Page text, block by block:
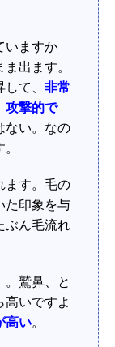
いますか
出ます。
て、 非常
攻撃的で
ない。なの
ます。毛の
た印象を与
ぶん毛流れ
。鷲鼻、と
高いですよ
高い。